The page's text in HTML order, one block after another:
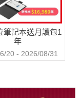
事，勇於做出改
筆記本送月讀包1
年
20 - 2026/08/31